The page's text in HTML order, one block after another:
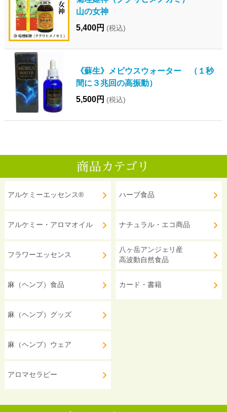
山の女神
5,400円 (税込)
《蘇生》メビウスウォーター （１秒
間に３兆回の高振動）
5,500円 (税込)
アルケミーエッセンス®
アルケミー・アロマオイル
フラワーエッセンス
麻（ヘンプ）食品
麻（ヘンプ）グッズ
麻（ヘンプ）ウェア
アロマセラピー
ハーブ食品
ナチュラル・エコ商品
八ヶ岳アンジェリ産
高波動自然食品
カード・書籍